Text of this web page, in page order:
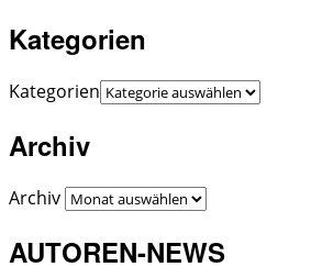
Kategorien
Kategorien
Archiv
Archiv
AUTOREN-NEWS